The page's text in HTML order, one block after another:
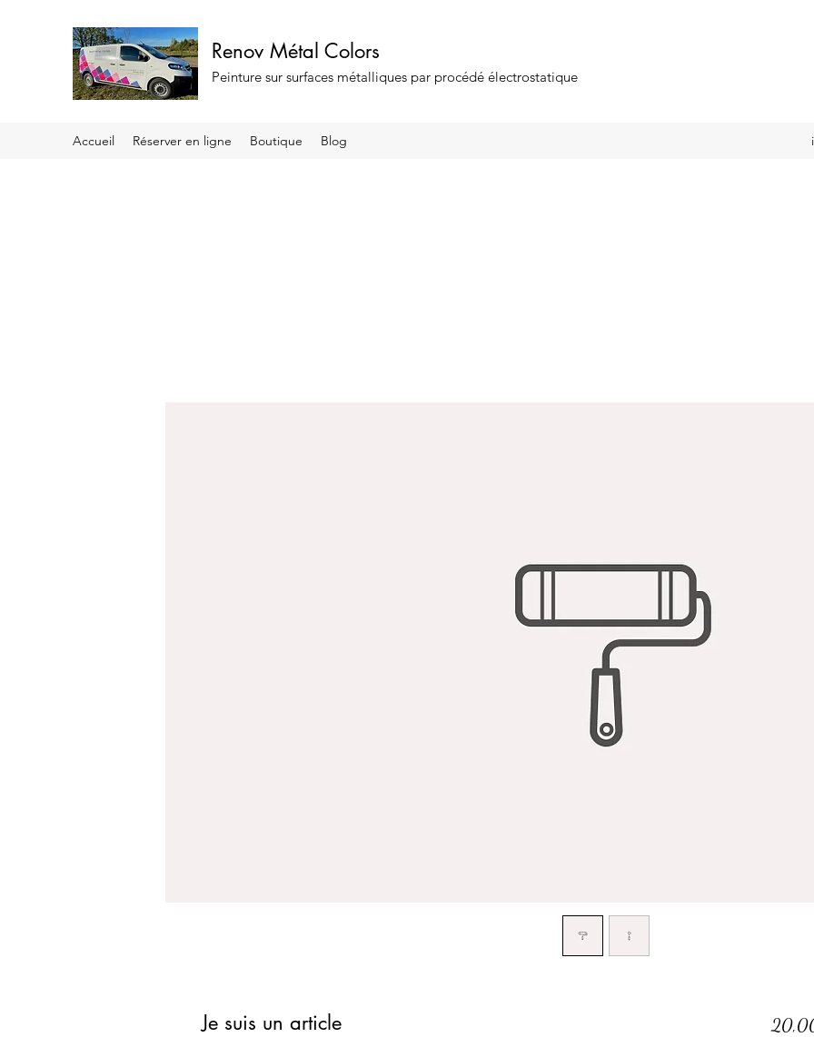
Renov Métal Colors
Peinture sur surfaces métalliques par procédé électrostatique
Accueil Réserver en ligne Boutique Blog
Je suis un article